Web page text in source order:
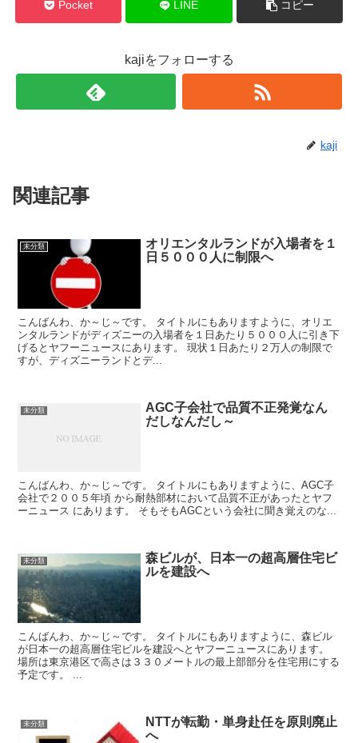
Pocket LINE コピー
kajiをフォローする
kaji
関連記事
未分類
オリエンタルランドが入場者を１
日５０００人に制限へ
こんばんわ、か～じ～です。 タイトルにもありますように、オリエ
ンタルランドがディズニーの入場者を１日あたり５０００人に引き下
げるとヤフーニュースにあります。 現状１日あたり２万人の制限で
すが、ディズニーランドとデ...
未分類
AGC子会社で品質不正発覚なん
だしなんだし～
こんばんわ、か～じ～です。 タイトルにもありますように、AGC子
会社で２００５年頃 から耐熱部材において品質不正があったとヤフ
ーニュース にあります。 そもそもAGCという会社に聞き覚えのな...
未分類
森ビルが、日本一の超高層住宅ビ
ルを建設へ
こんばんわ、か～じ～です。 タイトルにもありますように、森ビル
が日本一の超高層住宅ビルを建設へとヤフーニュースにあります。
場所は東京港区で高さは３３０メートルの最上部部分を住宅用にする
予定です。 ...
未分類
NTTが転勤・単身赴任を原則廃止
へ